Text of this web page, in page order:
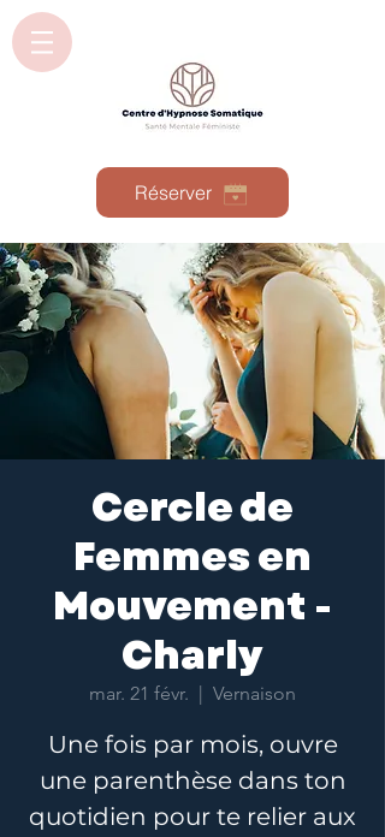
Réserver
Cercle de
Femmes en
Mouvement -
Charly
mar. 21 févr.
  |
Vernaison
Une fois par mois, ouvre
une parenthèse dans ton
quotidien pour te relier aux